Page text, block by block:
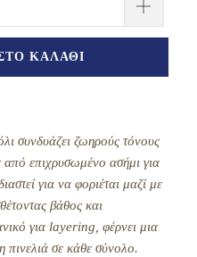
ΚΑΛΆΘΙ
συνδυάζει ζωηρούς τόνους
από επιχρυσωμένο ασήμι για
για να φοριέται μαζί με
βάθος και
για layering, φέρνει μια
πινελιά σε κάθε σύνολο.